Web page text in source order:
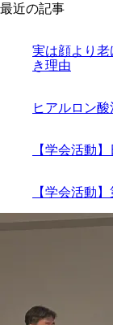
最近の記事
実は顔より
き理由
ヒアルロン
【学会活動
【学会活動